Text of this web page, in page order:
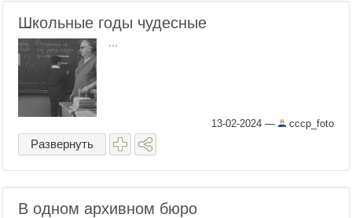
Школьные годы чудесные
13-02-2024 — cccp_foto
Развернуть
В одном архивном бюро